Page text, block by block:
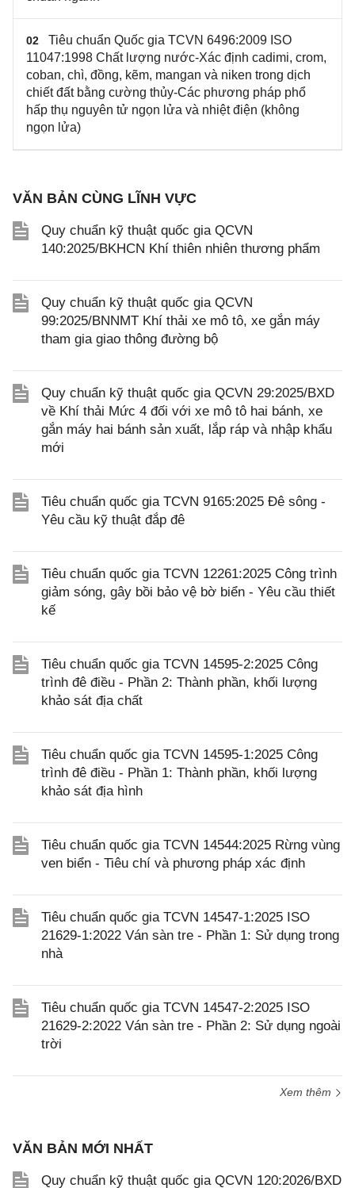
02
Tiêu chuẩn Quốc gia TCVN 6496:2009 ISO
11047:1998 Chất lượng nước-Xác định cadimi, crom,
coban, chì, đồng, kẽm, mangan và niken trong dịch
chiết đất bằng cường thủy-Các phương pháp phổ
hấp thụ nguyên tử ngọn lửa và nhiệt điện (không
ngọn lửa)
VĂN BẢN CÙNG LĨNH VỰC
Quy chuẩn kỹ thuật quốc gia QCVN
140:2025/BKHCN Khí thiên nhiên thương phẩm
Quy chuẩn kỹ thuật quốc gia QCVN
99:2025/BNNMT Khí thải xe mô tô, xe gắn máy
tham gia giao thông đường bộ
Quy chuẩn kỹ thuật quốc gia QCVN 29:2025/BXD
về Khí thải Mức 4 đối với xe mô tô hai bánh, xe
gắn máy hai bánh sản xuất, lắp ráp và nhập khẩu
mới
Tiêu chuẩn quốc gia TCVN 9165:2025 Đê sông -
Yêu cầu kỹ thuật đắp đê
Tiêu chuẩn quốc gia TCVN 12261:2025 Công trình
giảm sóng, gây bồi bảo vệ bờ biển - Yêu cầu thiết
kế
Tiêu chuẩn quốc gia TCVN 14595-2:2025 Công
trình đê điều - Phần 2: Thành phần, khối lượng
khảo sát địa chất
Tiêu chuẩn quốc gia TCVN 14595-1:2025 Công
trình đê điều - Phần 1: Thành phần, khối lượng
khảo sát địa hình
Tiêu chuẩn quốc gia TCVN 14544:2025 Rừng vùng
ven biển - Tiêu chí và phương pháp xác định
Tiêu chuẩn quốc gia TCVN 14547-1:2025 ISO
21629-1:2022 Ván sàn tre - Phần 1: Sử dụng trong
nhà
Tiêu chuẩn quốc gia TCVN 14547-2:2025 ISO
21629-2:2022 Ván sàn tre - Phần 2: Sử dụng ngoài
trời
Xem thêm
VĂN BẢN MỚI NHẤT
Quy chuẩn kỹ thuật quốc gia QCVN 120:2026/BXD